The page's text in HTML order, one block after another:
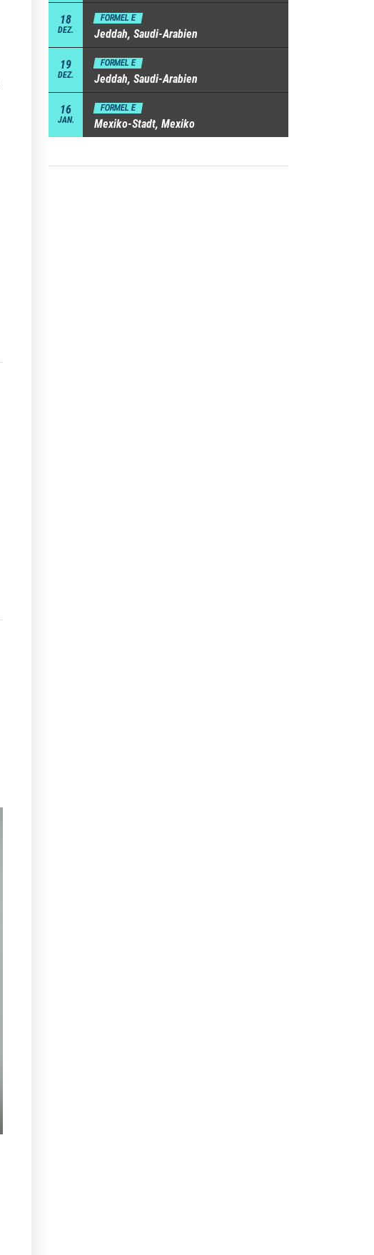
18
DEZ.
FORMEL E
Jeddah, Saudi-Arabien
19
DEZ.
FORMEL E
Jeddah, Saudi-Arabien
16
JAN.
FORMEL E
Mexiko-Stadt, Mexiko